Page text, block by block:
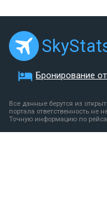
Бронирование
Все данные берутся из
портала ответственность не
Точную информацию по